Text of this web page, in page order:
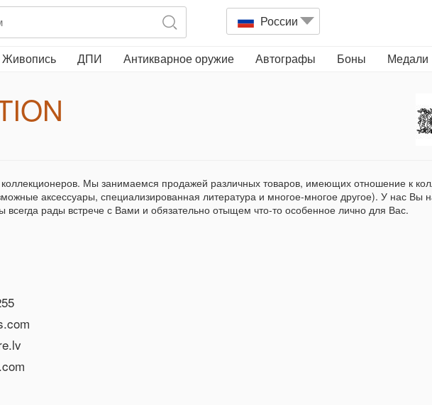
России
Живопись ДПИ Антикварное оружие Автографы Боны Медали
аксессуары, специализированная литература и многое-многое другое). У нас Вы
всегда рады встрече с Вами и обязательно отыщем что-то особенное лично для Вас.